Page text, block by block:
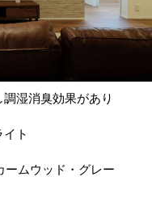
湿消臭効果があり
ト
ームウッド・グレー